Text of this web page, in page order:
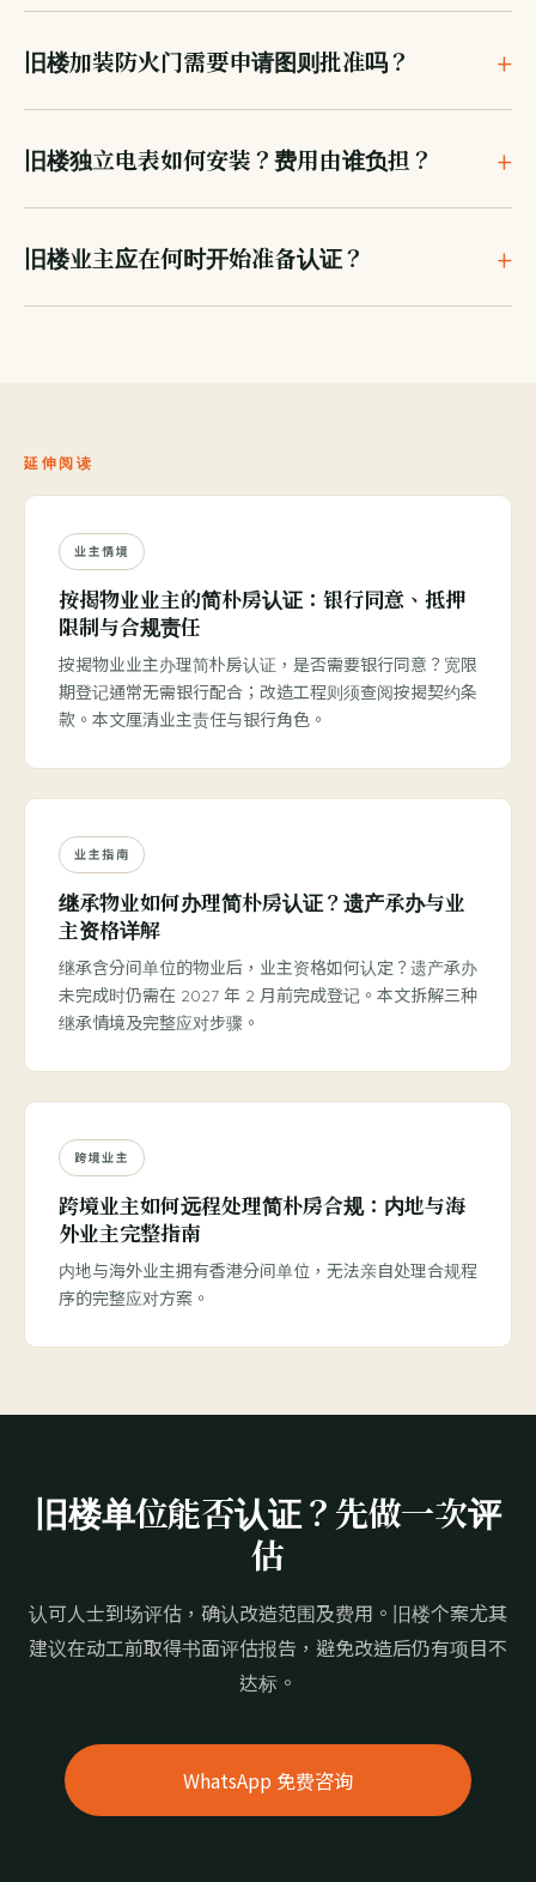
旧楼加装防火门需要申请图则批准吗？
旧楼独立电表如何安装？费用由谁负担？
旧楼业主应在何时开始准备认证？
延伸阅读
业主情境
按揭物业业主的简朴房认证：银行同意、抵押
限制与合规责任
按揭物业业主办理简朴房认证，是否需要银行同意？宽限
期登记通常无需银行配合；改造工程则须查阅按揭契约条
款。本文厘清业主责任与银行角色。
业主指南
继承物业如何办理简朴房认证？遗产承办与业
主资格详解
继承含分间单位的物业后，业主资格如何认定？遗产承办
未完成时仍需在 2027 年 2 月前完成登记。本文拆解三种
继承情境及完整应对步骤。
跨境业主
跨境业主如何远程处理简朴房合规：内地与海
外业主完整指南
内地与海外业主拥有香港分间单位，无法亲自处理合规程
序的完整应对方案。
旧楼单位能否认证？先做一次评
估
认可人士到场评估，确认改造范围及费用。旧楼个案尤其
建议在动工前取得书面评估报告，避免改造后仍有项目不
达标。
WhatsApp 免费咨询